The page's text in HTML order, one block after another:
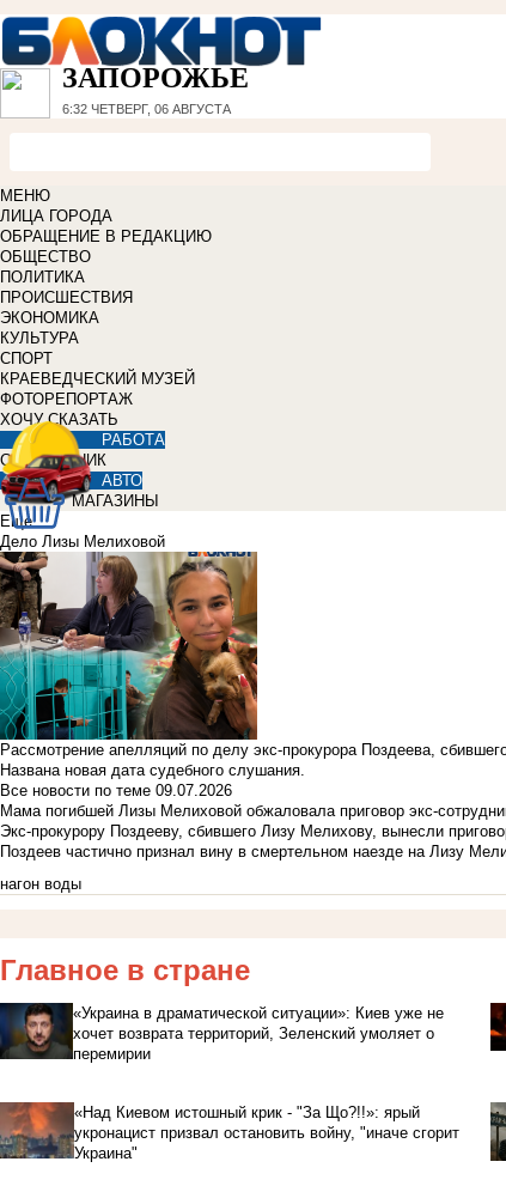
ЗАПОРОЖЬЕ
6:32 ЧЕТВЕРГ, 06 АВГУСТА
МЕНЮ
ЛИЦА ГОРОДА
ОБРАЩЕНИЕ В РЕДАКЦИЮ
ОБЩЕСТВО
ПОЛИТИКА
ПРОИСШЕСТВИЯ
ЭКОНОМИКА
КУЛЬТУРА
СПОРТ
КРАЕВЕДЧЕСКИЙ МУЗЕЙ
ФОТОРЕПОРТАЖ
ХОЧУ СКАЗАТЬ
РАБОТА
СПРАВОЧНИК
АВТО
МАГАЗИНЫ
Еще
Дело Лизы Мелиховой
Рассмотрение апелляций по делу экс-прокурора Поздеева,
Названа новая дата судебного слушания.
Все новости по теме 09.07.2026
Мама погибшей Лизы Мелиховой обжаловала приговор экс-
Экс-прокурору Поздееву, сбившего Лизу Мелихову, вынесли
Поздеев частично признал вину в смертельном наезде на Лизу
нагон воды
Главное в стране
«Украина в драматической ситуации»: Киев уже не
хочет возврата территорий, Зеленский умоляет о
перемирии
«Над Киевом истошный крик - "За Що?!!»: ярый
укронацист призвал остановить войну, "иначе сгорит
Украина"